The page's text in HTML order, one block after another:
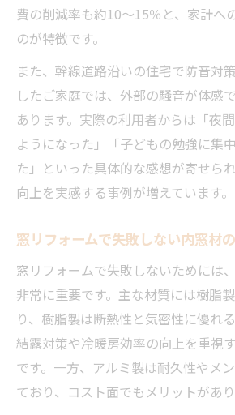
費の削減率も約10～15％と、家計へ
のが特徴です。
また、幹線道路沿いの住宅で防音対
したご家庭では、外部の騒音が体感
あります。実際の利用者からは「夜
ようになった」「子どもの勉強に集
た」といった具体的な感想が寄せら
向上を実感する事例が増えています。
窓リフォームで失敗しない内窓材
窓リフォームで失敗しないためには
非常に重要です。主な材質には樹脂
り、樹脂製は断熱性と気密性に優れ
結露対策や冷暖房効率の向上を重視
です。一方、アルミ製は耐久性やメ
ており、コスト面でもメリットがあり